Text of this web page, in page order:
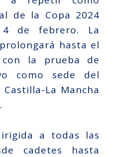
de la Copa 2024
de febrero. La
hasta el
la prueba de
como sede del
La Mancha
a todas las
cadetes hasta